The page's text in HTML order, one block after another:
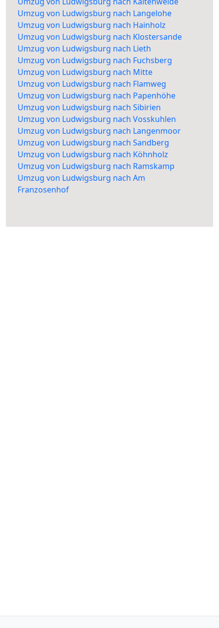
Umzug von Ludwigsburg nach Langelohe
Umzug von Ludwigsburg nach Hainholz
Umzug von Ludwigsburg nach Klostersande
Umzug von Ludwigsburg nach Lieth
Umzug von Ludwigsburg nach Fuchsberg
Umzug von Ludwigsburg nach Mitte
Umzug von Ludwigsburg nach Flamweg
Umzug von Ludwigsburg nach Papenhöhe
Umzug von Ludwigsburg nach Sibirien
Umzug von Ludwigsburg nach Vosskuhlen
Umzug von Ludwigsburg nach Langenmoor
Umzug von Ludwigsburg nach Sandberg
Umzug von Ludwigsburg nach Köhnholz
Umzug von Ludwigsburg nach Ramskamp
Umzug von Ludwigsburg nach Am
Franzosenhof